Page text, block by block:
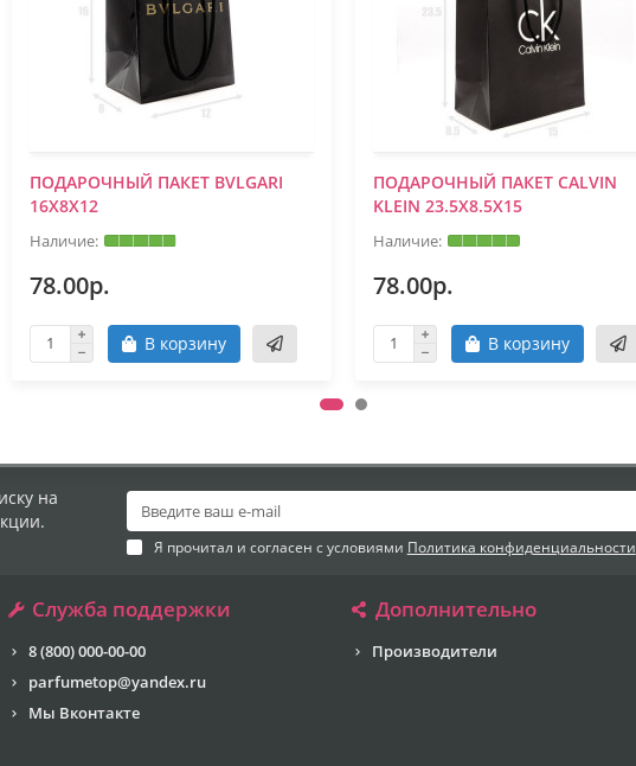
ПОДАРОЧНЫЙ ПАКЕТ BVLGARI
16Х8Х12
78.00р.
В корзину
ПОДАРОЧНЫЙ ПАКЕТ CALVIN
KLEIN 23.5Х8.5Х15
78.00р.
В корзину
на
Я прочитал и согласен с условиями Политика конфиденциальности
Служба поддержки
8 (800) 000-00-00
parfumetop@yandex.ru
Мы Вконтакте
Дополнительно
Производители